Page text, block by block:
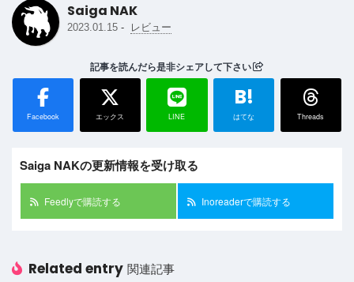
Saiga NAK
2023.01.15 - レビュー
記事を読んだら是非シェアして下さい
Facebook エックス LINE
B!
はてな Threads
Saiga NAKの更新情報を受け取る
Feedlyで購読する Inoreaderで購読する
Related entry 関連記事